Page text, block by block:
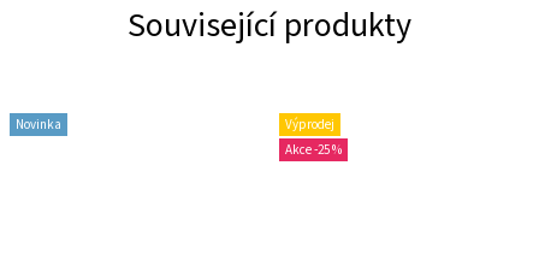
Související produkty
Novinka
Výprodej
-25 %